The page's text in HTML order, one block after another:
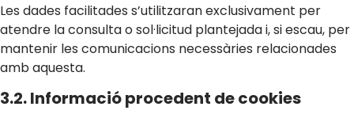
Les dades facilitades s’utilitzaran exclusivament per
atendre la consulta o sol·licitud plantejada i, si escau, per
mantenir les comunicacions necessàries relacionades
amb aquesta.
3.2. Informació procedent de cookies